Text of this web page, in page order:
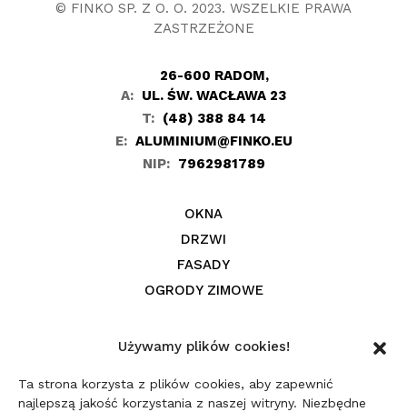
Używamy plików cookies!
Ta strona korzysta z plików cookies, aby zapewnić
najlepszą jakość korzystania z naszej witryny. Niezbędne
© FINKO SP. Z O. O. 2023. WSZELKIE PRAWA
ZASTRZEŻONE
A:
26-600 RADOM,
UL. ŚW. WACŁAWA 23
T: (48) 388 84 14
E: ALUMINIUM@FINKO.EU
NIP: 7962981789
OKNA
DRZWI
FASADY
OGRODY ZIMOWE
REALIZACJE